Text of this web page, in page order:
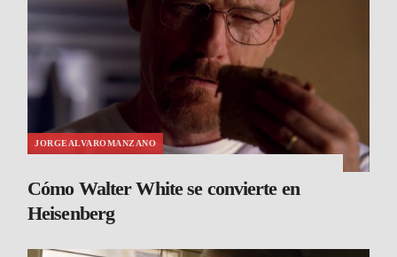
JORGEALVAROMANZANO
Cómo Walter White se convierte en
Heisenberg